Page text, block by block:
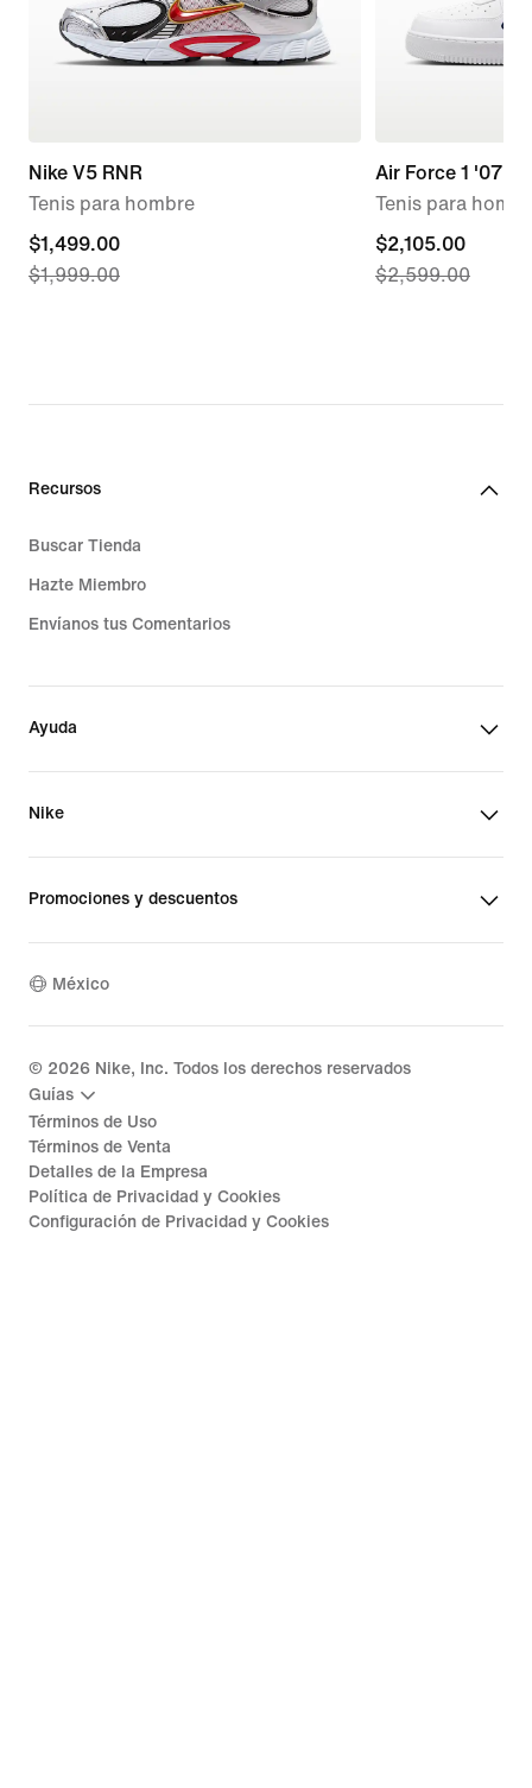
Nike V5 RNR
Tenis para hombre
current
price
$1,999.00
$1,499.00
$1,999.00
Air Force 1 '07
Tenis para
current
price
$2,599.00
$2,105.00
$2,599.00
Recursos
Buscar Tienda
Hazte Miembro
Envíanos tus Comentarios
Ayuda
Nike
Promociones y descuentos
México
© 2026 Nike, Inc. Todos los derechos reservados
Guías
Términos de Uso
Términos de Venta
Detalles de la Empresa
Política de Privacidad y Cookies
Configuración de Privacidad y Cookies